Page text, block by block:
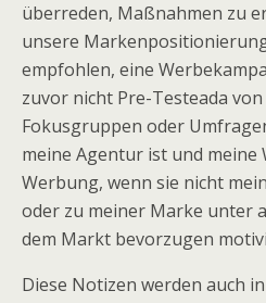
überreden, Maßnahmen zu
unsere
empfohlen, eine
zuvor nicht Pre-Testeada
Fokusgruppen oder
meine Agentur ist und meine
Werbung, wenn sie nicht
oder zu meiner Marke unter
dem Markt bevorzugen
Diese Notizen werden auch